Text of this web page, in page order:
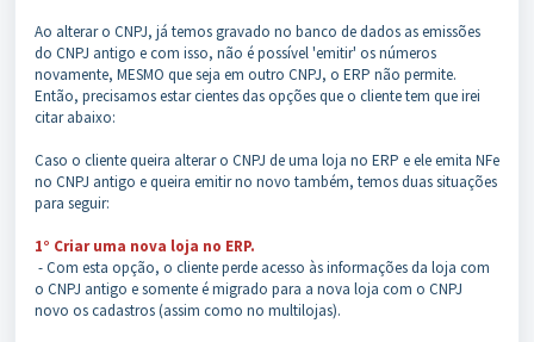
Ao alterar o CNPJ, já temos gravado no banco de dados as emissões
do CNPJ antigo e com isso, não é possível 'emitir' os números
novamente, MESMO que seja em outro CNPJ, o ERP não permite.
Então, precisamos estar cientes das opções que o cliente tem que irei
citar abaixo:
Caso o cliente queira alterar o CNPJ de uma loja no ERP e ele emita NFe
no CNPJ antigo e queira emitir no novo também, temos duas situações
para seguir:
1° Criar uma nova loja no ERP.
- Com esta opção, o cliente perde acesso às informações da loja com
o CNPJ antigo e somente é migrado para a nova loja com o CNPJ
novo os cadastros (assim como no multilojas).